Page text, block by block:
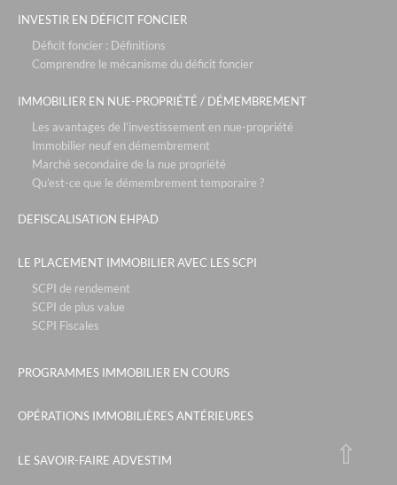
la chrysalide - décines
vue en scene - gex
la reserve- annecy
pra sainte marie - vars
patios eugenie - biarritz
roissy park - paris roissy
les portes de saint clair - lyon
park & suites prestige- paris la défense
le campus de sophia - nice
rue de la republique - marseille
tour de sault - bayonne
the blue factory - lyon
INVESTIR EN DÉFICIT FONCIER
Déficit foncier : Définitions
Comprendre le mécanisme du déficit foncier
IMMOBILIER EN NUE-PROPRIÉTÉ / DÉMEMBREMENT
Les avantages de l’investissement en nue-propriété
Immobilier neuf en démembrement
Marché secondaire de la nue propriété
Qu’est-ce que le démembrement temporaire ?
DEFISCALISATION EHPAD
LE PLACEMENT IMMOBILIER AVEC LES SCPI
SCPI de rendement
SCPI de plus value
SCPI Fiscales
PROGRAMMES IMMOBILIER EN COURS
OPÉRATIONS IMMOBILIÈRES ANTÉRIEURES
LE SAVOIR-FAIRE ADVESTIM